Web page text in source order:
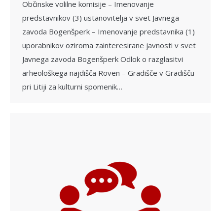
Občinske volilne komisije – Imenovanje
predstavnikov (3) ustanovitelja v svet Javnega
zavoda Bogenšperk – Imenovanje predstavnika (1)
uporabnikov oziroma zainteresirane javnosti v svet
Javnega zavoda Bogenšperk Odlok o razglasitvi
arheološkega najdišča Roven – Gradišče v Gradišču
pri Litiji za kulturni spomenik…